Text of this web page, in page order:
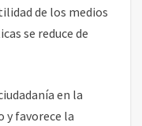
de los medios
se reduce de
en la
y favorece la